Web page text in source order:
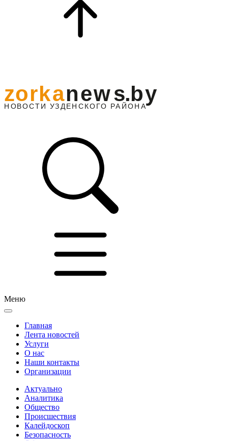
Меню
Главная
Лента новостей
Услуги
О нас
Наши контакты
Организации
Актуально
Аналитика
Общество
Происшествия
Калейдоскоп
Безопасность